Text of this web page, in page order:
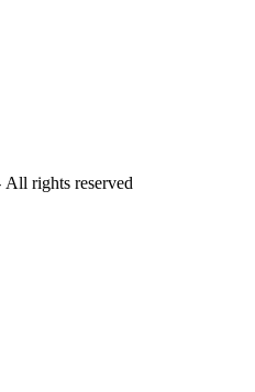
All rights reserved